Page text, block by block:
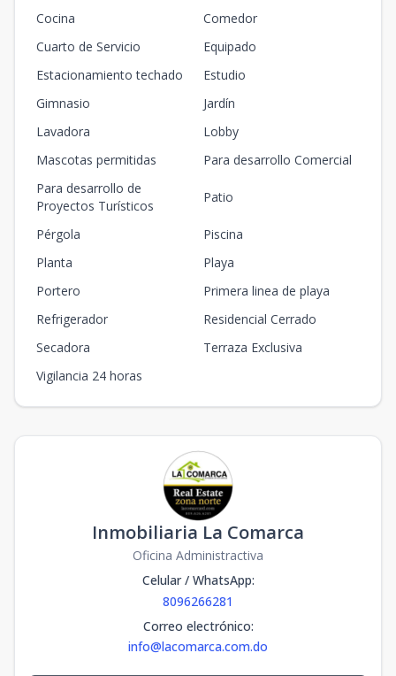
Cocina
Comedor
Cuarto de Servicio
Equipado
Estacionamiento techado
Estudio
Gimnasio
Jardín
Lavadora
Lobby
Mascotas permitidas
Para desarrollo Comercial
Para desarrollo de
Proyectos Turísticos
Patio
Pérgola
Piscina
Planta
Playa
Portero
Primera linea de playa
Refrigerador
Residencial Cerrado
Secadora
Terraza Exclusiva
Vigilancia 24 horas
Inmobiliaria La Comarca
Oficina Administractiva
Celular / WhatsApp:
8096266281
Correo electrónico:
info@lacomarca.com.do